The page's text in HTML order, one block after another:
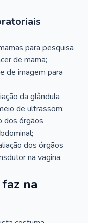
para pesquisa
de mama;
de imagem para
da glândula
de ultrassom;
dos órgãos
dos órgãos
na vagina.
na